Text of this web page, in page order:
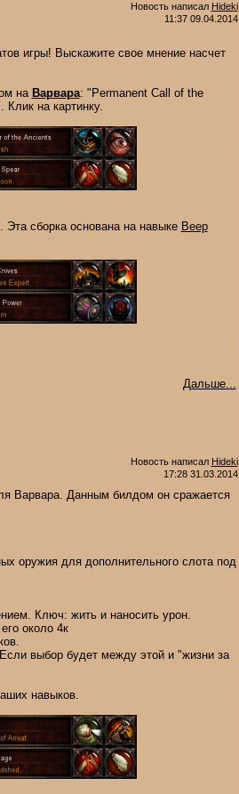
Новость написал Hideki
11:37 09.04.2014
игры! Выскажите свое мнение насчет
на Варвара: "Permanent Call of the
Клик на картинку.
сборка основана на навыке Веер
Дальше...
Новость написал Hideki
17:28 31.03.2014
Варвара. Данным билдом он сражается
оружия для дополнительного слота под
Ключ: жить и наносить урон.
около 4к
выбор будет между этой и "жизни за
навыков.